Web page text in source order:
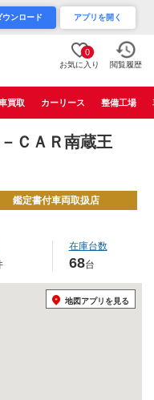
ウンロード アプリを開く
0
お気に入り 閲覧履歴
買取 カーリース 整備工場
ＣＡＲ南蔵王
鑑定書付車両取扱店
在庫台数
68台
地図アプリを見る